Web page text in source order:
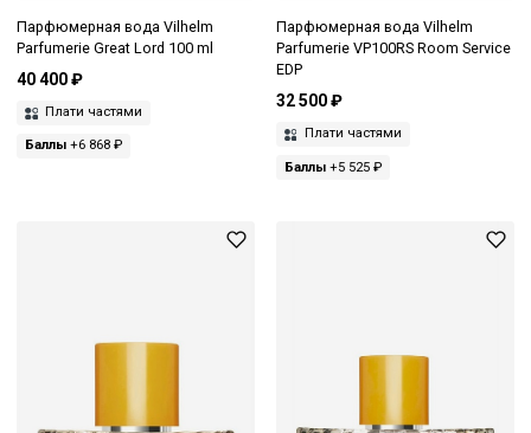
Парфюмерная вода Vilhelm
Parfumerie Great Lord 100 ml
40 400 ₽
Плати частями
Баллы +6 868 ₽
Парфюмерная вода Vilhelm
Parfumerie VP100RS Room Service
EDP
32 500 ₽
Плати частями
Баллы+5 525 ₽